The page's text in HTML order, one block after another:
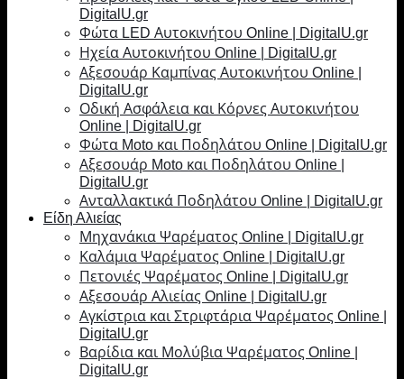
DigitalU.gr
Φώτα LED Αυτοκινήτου Online | DigitalU.gr
Ηχεία Αυτοκινήτου Online | DigitalU.gr
Αξεσουάρ Καμπίνας Αυτοκινήτου Online |
DigitalU.gr
Οδική Ασφάλεια και Κόρνες Αυτοκινήτου
Online | DigitalU.gr
Φώτα Moto και Ποδηλάτου Online | DigitalU.gr
Αξεσουάρ Moto και Ποδηλάτου Online |
DigitalU.gr
Ανταλλακτικά Ποδηλάτου Online | DigitalU.gr
Είδη Αλιείας
Μηχανάκια Ψαρέματος Online | DigitalU.gr
Καλάμια Ψαρέματος Online | DigitalU.gr
Πετονιές Ψαρέματος Online | DigitalU.gr
Αξεσουάρ Αλιείας Online | DigitalU.gr
Αγκίστρια και Στριφτάρια Ψαρέματος Online |
DigitalU.gr
Βαρίδια και Μολύβια Ψαρέματος Online |
DigitalU.gr